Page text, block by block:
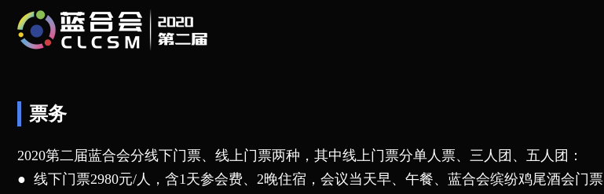
票务
2020第二届蓝合会分线下门票、线上门票两种，其中线上门票分单人票、三人团、五人团：
● 线下门票2980元/人，含1天参会费、2晚住宿，会议当天早、午餐、蓝合会缤纷鸡尾酒会门票